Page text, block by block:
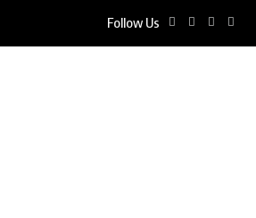
Follow Us